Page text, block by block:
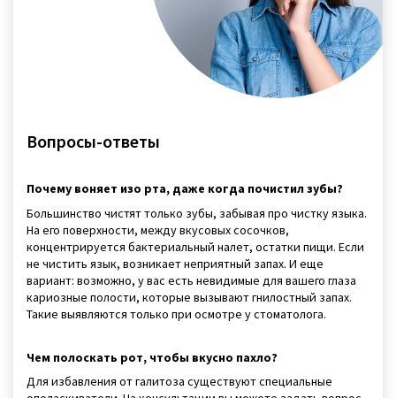
Вопросы-ответы
Почему воняет изо рта, даже когда почистил зубы?
Большинство чистят только зубы, забывая про чистку языка.
На его поверхности, между вкусовых сосочков,
концентрируется бактериальный налет, остатки пищи. Если
не чистить язык, возникает неприятный запах. И еще
вариант: возможно, у вас есть невидимые для вашего глаза
кариозные полости, которые вызывают гнилостный запах.
Такие выявляются только при осмотре у стоматолога.
Чем полоскать рот, чтобы вкусно пахло?
Для избавления от галитоза существуют специальные